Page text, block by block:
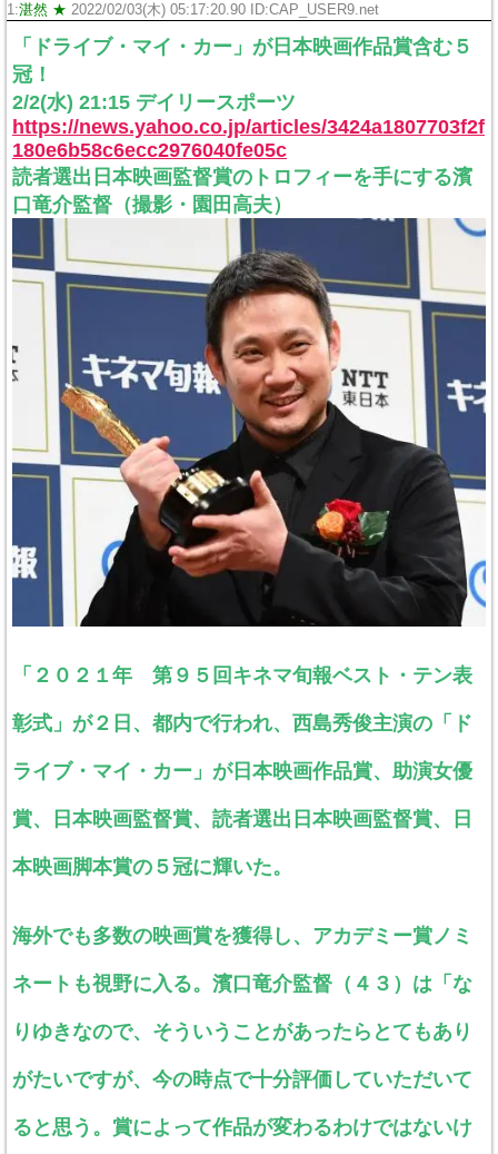
1:湛然 ★ 2022/02/03(木) 05:17:20.90 ID:CAP_USER9.net
「ドライブ・マイ・カー」が日本映画作品賞含む５
冠！
2/2(水) 21:15 デイリースポーツ
https://news.yahoo.co.jp/articles/3424a1807703f2f
180e6b58c6ecc2976040fe05c
読者選出日本映画監督賞のトロフィーを手にする濱
口竜介監督（撮影・園田高夫）
「２０２１年 第９５回キネマ旬報ベスト・テン表
彰式」が２日、都内で行われ、西島秀俊主演の「ド
ライブ・マイ・カー」が日本映画作品賞、助演女優
賞、日本映画監督賞、読者選出日本映画監督賞、日
本映画脚本賞の５冠に輝いた。
海外でも多数の映画賞を獲得し、アカデミー賞ノミ
ネートも視野に入る。濱口竜介監督（４３）は「な
りゆきなので、そういうことがあったらとてもあり
がたいですが、今の時点で十分評価していただいて
ると思う。賞によって作品が変わるわけではないけ